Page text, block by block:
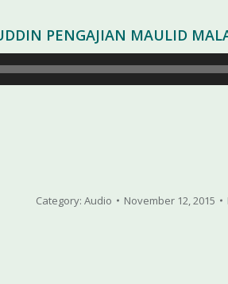
PENGAJIAN MAULID
Category: Audio November 12, 2015